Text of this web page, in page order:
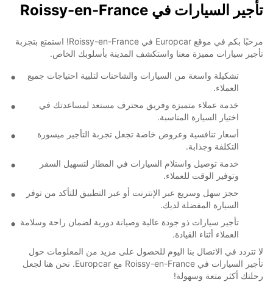
تأجير السيارات في Roissy-en-France
مرحبًا بكم في موقع Europcar في Roissy-en-France! استمتع بتجربة
تأجير سيارات مميزة معنا واستكشف المدينة بأسلوبك الخاص.
تشكيلة واسعة من السيارات والشاحنات لتلبية احتياجات جميع
العملاء.
خدمة عملاء متميزة وفريق محترف مستعد لمساعدتك في
اختيار السيارة المناسبة.
أسعار تنافسية وعروض خاصة تجعل تجربة التأجير ميسورة
التكلفة وجذابة.
خدمة توصيل واستلام السيارات في المطار لتسهيل السفر
وتوفير الوقت للعملاء.
حجز سهل وسريع عبر الإنترنت أو عبر التطبيق للتأكد من توفر
السيارة المفضلة لديك.
تأجير سيارات ذو جودة عالية وصيانة دورية لضمان راحة وسلامة
العملاء أثناء القيادة.
لا تتردد في الاتصال بنا اليوم للحصول على مزيد من المعلومات حول
تأجير السيارات في Roissy-en-France مع Europcar. نحن هنا لجعل
رحلتك أكثر متعة وسهولة!